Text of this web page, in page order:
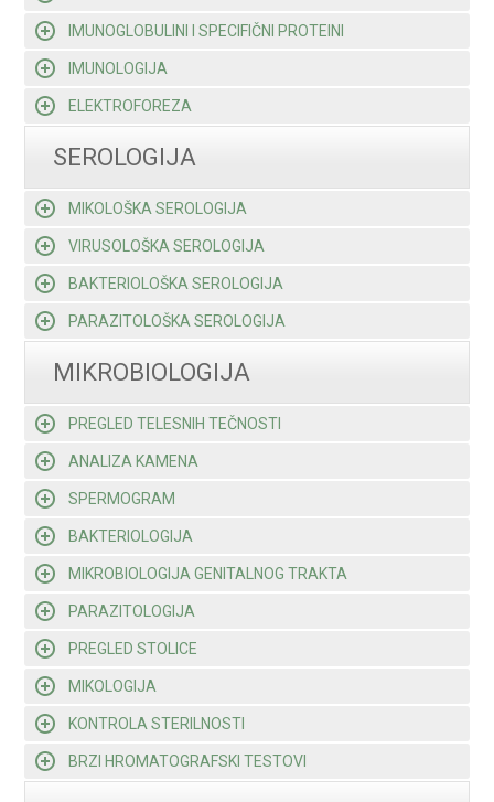
IMUNOGLOBULINI I SPECIFIČNI PROTEINI
IMUNOLOGIJA
ELEKTROFOREZA
SEROLOGIJA
MIKOLOŠKA SEROLOGIJA
VIRUSOLOŠKA SEROLOGIJA
BAKTERIOLOŠKA SEROLOGIJA
PARAZITOLOŠKA SEROLOGIJA
MIKROBIOLOGIJA
PREGLED TELESNIH TEČNOSTI
ANALIZA KAMENA
SPERMOGRAM
BAKTERIOLOGIJA
MIKROBIOLOGIJA GENITALNOG TRAKTA
PARAZITOLOGIJA
PREGLED STOLICE
MIKOLOGIJA
KONTROLA STERILNOSTI
BRZI HROMATOGRAFSKI TESTOVI